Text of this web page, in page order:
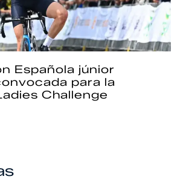
Española júnior
para la
Challenge